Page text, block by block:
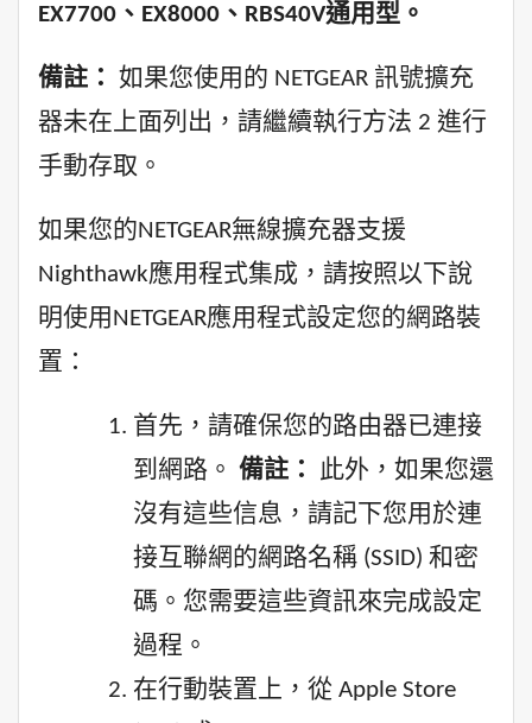
EX7700、EX8000、RBS40V通用型。
備註：
如果您使用的 NETGEAR 訊號擴充
器未在上面列出，請繼續執行方法 2 進行
手動存取。
如果您的NETGEAR無線擴充器支援
Nighthawk應用程式集成，請按照以下說
明使用NETGEAR應用程式設定您的網路裝
置：
首先，請確保您的路由器已連接
到網路。 備註：
此外，如果您還
沒有這些信息，請記下您用於連
接互聯網的網路名稱 (SSID) 和密
碼。您需要這些資訊來完成設定
過程。
在行動裝置上，從 Apple Store